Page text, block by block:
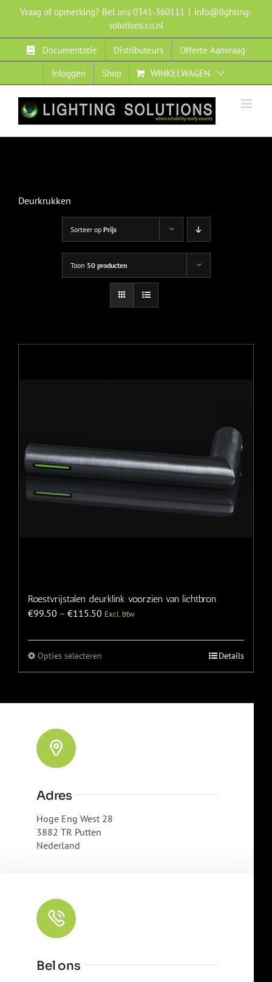
Vraag of opmerking? Bel ons 0341-360111 | info@lighting-
solutions.co.nl
Documentatie Distributeurs
Offerte Aanvraag
Inloggen
Shop WINKELWAGEN
Deurkrukken
Sorteer op Prijs
Toon 50 producten
Roestvrijstalen deurklink voorzien van lichtbron
€99.50 – €115.50 Excl. btw
Opties selecteren Details
Adres
Hoge Eng West 28
3882 TR Putten
Nederland
Bel ons